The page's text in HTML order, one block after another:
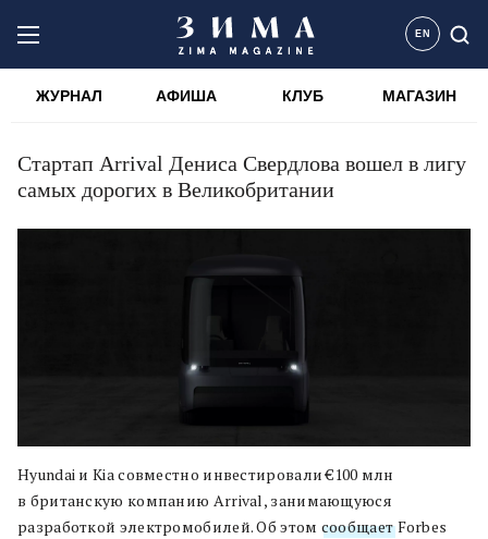
EN
ЖУРНАЛ АФИША КЛУБ МАГАЗИН
Стартап Arrival Дениса Свердлова вошел в лигу
самых дорогих в Великобритании
Hyundai и Kia совместно инвестировали €100 млн
в британскую компанию Arrival, занимающуюся
разработкой электромобилей. Об этом сообщаетForbes